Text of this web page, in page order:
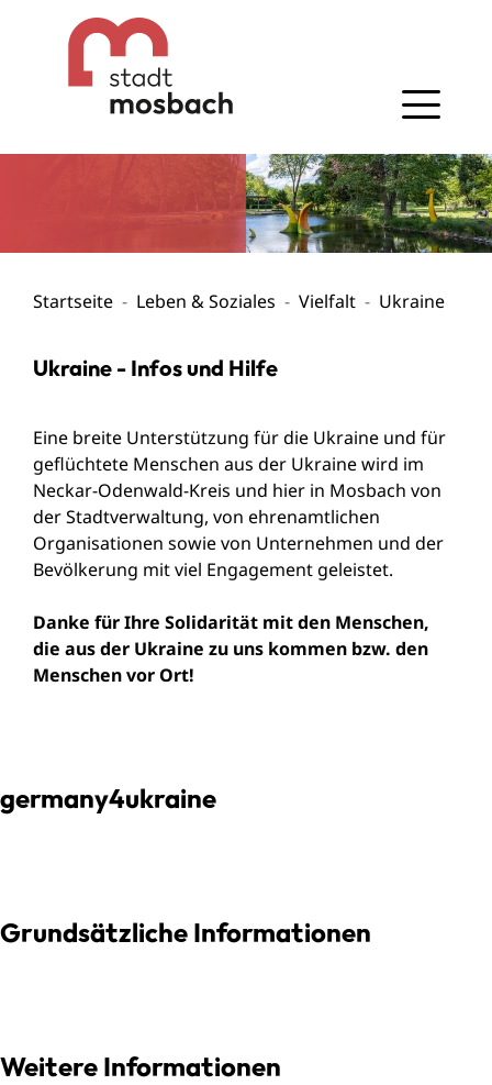
Gehe zum Navigationsbereich
Gehe zum Inhalt
Startseite Leben & Soziales Vielfalt Ukraine
Ukraine - Infos und Hilfe
Eine breite Unterstützung für die Ukraine und für
geflüchtete Menschen aus der Ukraine wird im
Neckar-Odenwald-Kreis und hier in Mosbach von
der Stadtverwaltung, von ehrenamtlichen
Organisationen sowie von Unternehmen und der
Bevölkerung mit viel Engagement geleistet.
Danke für Ihre Solidarität mit den Menschen,
die aus der Ukraine zu uns kommen bzw. den
Menschen vor Ort!
germany4ukraine
Grundsätzliche Informationen
Weitere Informationen